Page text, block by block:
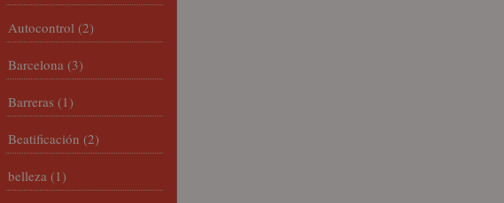
Autocontrol (2)
Barcelona (3)
Barreras (1)
Beatificación (2)
belleza (1)